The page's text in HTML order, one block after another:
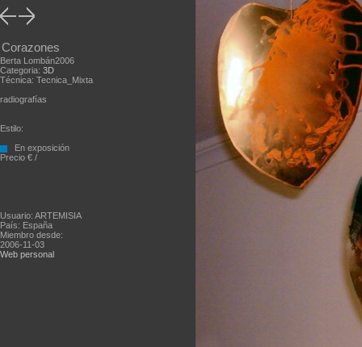
Corazones
Berta Lombán2006
Categoria: 3D
Técnica: Tecnica_Mixta
radiografías
Estilo:
En exposición
Precio € /
Usuario: ARTEMISIA
País: España
Miembro desde:
2006-11-03
Web personal